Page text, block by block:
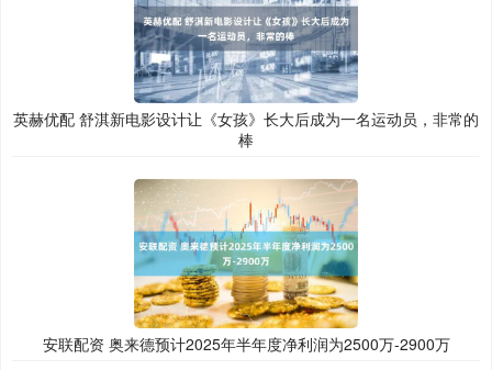
英赫优配 舒淇新电影设计让《女孩》长大后成为一名运动员，非常的
棒
安联配资 奥来德预计2025年半年度净利润为2500万-2900万